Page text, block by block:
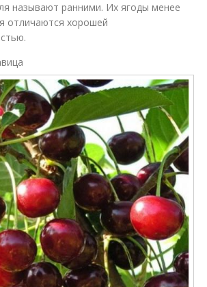
называют ранними. Их ягоды менее
отличаются хорошей